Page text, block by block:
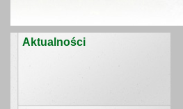
Aktualności